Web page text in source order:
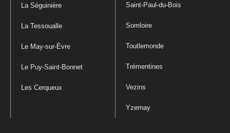
La Séguinière
La Tessoualle
Le May-sur-Èvre
Le Puy-Saint-Bonnet
Les Cerqueux
Saint-Paul-du-Bois
Somloire
Toutlemonde
Trémentines
Vezins
Yzernay